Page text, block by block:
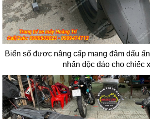
Biển số được nâng cấp mang đậm dấu
nhấn độc đáo cho chiếc